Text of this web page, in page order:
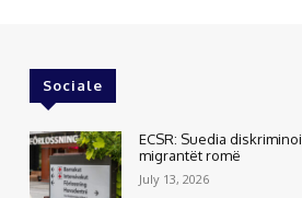
Sociale
ECSR: Suedia diskriminoi
migrantët romë
July 13, 2026